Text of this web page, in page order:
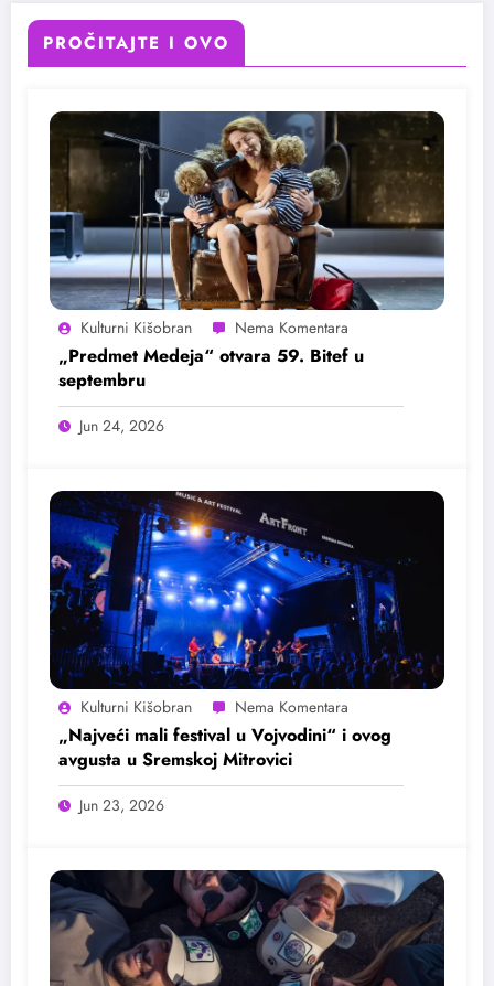
PROČITAJTE I OVO
Kulturni Kišobran
„Predmet Medeja“ otvara 59. Bitef u
septembru
Jun 24, 2026
Kulturni Kišobran
„Najveći mali festival u Vojvodini“ i ovog
avgusta u Sremskoj Mitrovici
Jun 23, 2026